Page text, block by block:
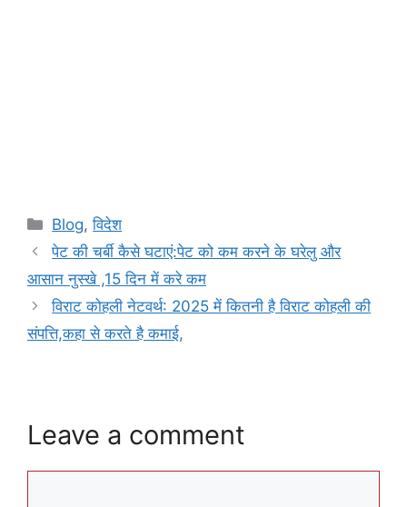
Categories
Blog,विदेश
पेट की चर्बी कैसे घटाएं:पेट को कम करने के घरेलु और
आसान नुस्खे ,15 दिन में करे कम
विराट कोहली नेटवर्थ: 2025 में कितनी है विराट कोहली की
संपत्ति,कहा से करते है कमाई,
Leave a comment